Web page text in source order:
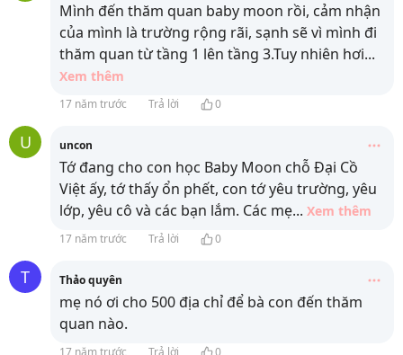
Mình đến thăm quan baby moon rồi, cảm nhận
của mình là trường rộng rãi, sạnh sẽ vì mình đi
thăm quan từ tầng 1 lên tầng 3.Tuy nhiên hơi...
Xem thêm
17 năm trước Trả lời 0
U uncon
Tớ đang cho con học Baby Moon chỗ Đại Cồ
Việt ấy, tớ thấy ổn phết, con tớ yêu trường, yêu
lớp, yêu cô và các bạn lắm. Các mẹ... Xem thêm
17 năm trước Trả lời 0
T Thảo quyên
mẹ nó ơi cho 500 địa chỉ để bà con đến thăm
quan nào.
17 năm trước Trả lời 0